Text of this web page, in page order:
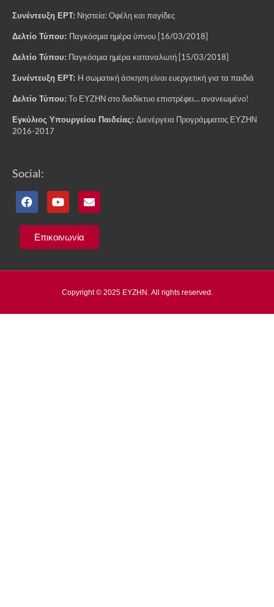
Συνέντευξη ΕΡΤ: Νηστεία: Οφέλη και παγίδες
Δελτίο Τύπου: Παγκόσμια ημέρα ύπνου [16/03/2018]
Δελτίο Τύπου: Παγκόσμια ημέρα καταναλωτή [15/03/2018]
Συνέντευξη ΕΡΤ: H σωματική άσκηση είναι ευεργετική για τα παιδιά
Δελτίο Τύπου: Το ΕΥΖΗΝ στο διαδίκτυο επιστρέφει… ανανεωμένο!
Εγκύλιος Υπουργείου Παιδείας: Διενέργεια Προγράμματος ΕΥΖΗΝ
2016-2017
Social:
Επικοινωνία
Copyright © 2025 ΕΥΖΗΝ. All rights reserved.